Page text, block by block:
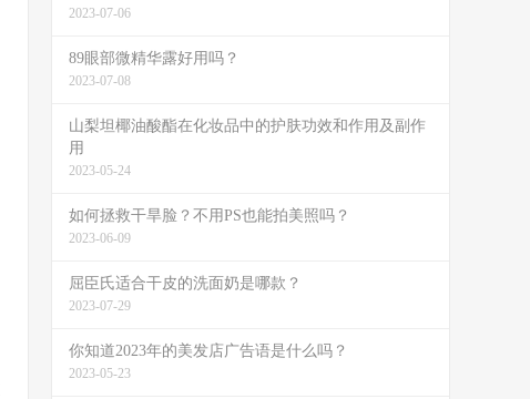
2023-07-06
89眼部微精华露好用吗？
2023-07-08
山梨坦椰油酸酯在化妆品中的护肤功效和作用及副作
用
2023-05-24
如何拯救干旱脸？不用PS也能拍美照吗？
2023-06-09
屈臣氏适合干皮的洗面奶是哪款？
2023-07-29
你知道2023年的美发店广告语是什么吗？
2023-05-23